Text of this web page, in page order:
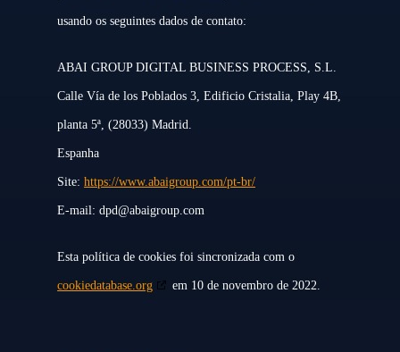
usando os seguintes dados de contato:
ABAI GROUP DIGITAL BUSINESS PROCESS, S.L.
Calle Vía de los Poblados 3, Edificio Cristalia, Play 4B,
planta 5ª, (28033) Madrid.
Espanha
Site:https://www.abaigroup.com/pt-br/
E-mail:dpd@abaigroup.com
Esta política de cookies foi sincronizada com o
cookiedatabase.org em 10 de novembro de 2022.